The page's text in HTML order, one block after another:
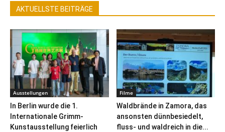
AKTUELLSTE BEITRÄGE
Ausstellungen
In Berlin wurde die 1.
Internationale Grimm-
Kunstausstellung feierlich
Filme
Waldbrände in Zamora, das
ansonsten dünnbesiedelt,
fluss- und waldreich in die...